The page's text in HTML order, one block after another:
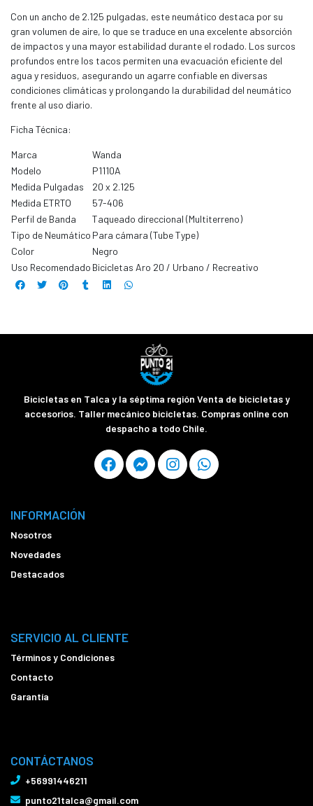
Con un ancho de 2.125 pulgadas, este neumático destaca por su
gran volumen de aire, lo que se traduce en una excelente absorción
de impactos y una mayor estabilidad durante el rodado. Los surcos
profundos entre los tacos permiten una evacuación eficiente del
agua y residuos, asegurando un agarre confiable en diversas
condiciones climáticas y prolongando la durabilidad del neumático
frente al uso diario.
Ficha Técnica:
Marca
Wanda
Modelo
P1110A
Medida Pulgadas
20 x 2.125
Medida ETRTO
57-406
Perfil de Banda
Taqueado direccional (Multiterreno)
Tipo de Neumático Para cámara (Tube Type)
Color
Negro
Uso Recomendado Bicicletas Aro 20 / Urbano / Recreativo
Bicicletas en Talca y la séptima región Venta de bicicletas y
accesorios. Taller mecánico bicicletas. Compras online con
despacho a todo Chile.
INFORMACIÓN
Nosotros
Novedades
Destacados
SERVICIO AL CLIENTE
Términos y Condiciones
Contacto
Garantía
CONTÁCTANOS
+56991446211
punto21talca@gmail.com